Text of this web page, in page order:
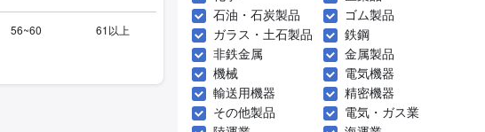
石油・石炭製品
ゴム製品
ガラス・土石製品
鉄鋼
非鉄金属
金属製品
機械
電気機器
輸送用機器
精密機器
その他製品
電気・ガス業